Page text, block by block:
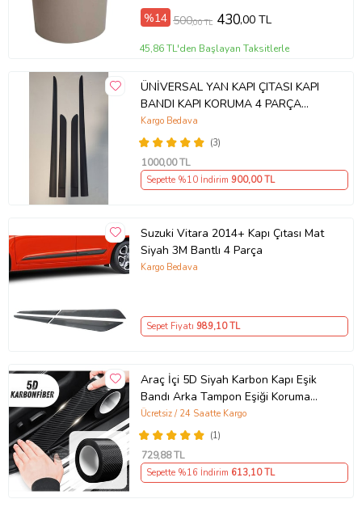
Tape)
%14 500,00 TL 430,00 TL
45,86 TL'den Başlayan Taksitlerle
ÜNİVERSAL YAN KAPI ÇITASI KAPI
BANDI KAPI KORUMA 4 PARÇA
FORUMLU KUM DESEN SİYAH
1.KALİTE ÖN 99CM ARKA 61CM
GENİŞLİK 5 CM
(3)
Kargo Bedava
1000,00 TL
Sepette %10 İndirim 900,00 TL
Suzuki Vitara 2014+ Kapı Çıtası Mat
Siyah 3M Bantlı 4 Parça
Kargo Bedava
Sepet Fiyatı 989,10 TL
Araç İçi 5D Siyah Karbon Kapı Eşik
Bandı Arka Tampon Eşiği Koruma
Folyosu Yapışkanlı İthal 5 Metre
(1)
Ücretsiz / 24 Saatte Kargo
729,88 TL
Sepette %16 İndirim 613,10 TL